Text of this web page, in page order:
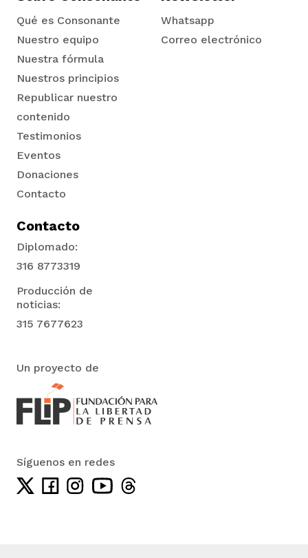
Qué es Consonante
Nuestro equipo
Nuestra fórmula
Nuestros principios
Republicar nuestro
contenido
Testimonios
Eventos
Donaciones
Contacto
Whatsapp
Correo electrónico
Contacto
Diplomado:
316 8773319
Producción de
noticias:
315 7677623
Un proyecto de
Síguenos en redes